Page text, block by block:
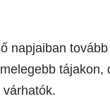
napjaiban
tájakon,